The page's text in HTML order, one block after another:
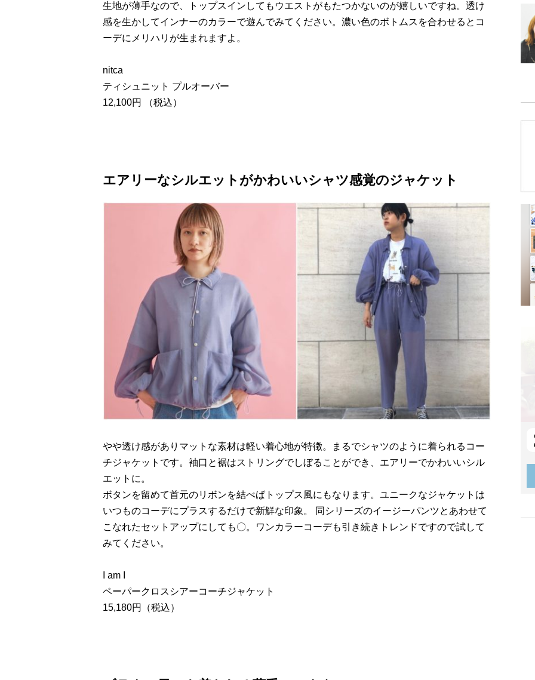
生地が薄手なので、トップスインしてもウエストがもたつかないのが嬉しいですね。透け
感を生かしてインナーのカラーで遊んでみてください。濃い色のボトムスを合わせるとコ
ーデにメリハリが生まれますよ。
nitca
ティシュニット プルオーバー
12,100円 （税込）
エアリーなシルエットがかわいいシャツ感覚のジャケット
やや透け感がありマットな素材は軽い着心地が特徴。まるでシャツのように着られるコー
チジャケットです。袖口と裾はストリングでしぼることができ、エアリーでかわいいシル
エットに。
ボタンを留めて首元のリボンを結べばトップス風にもなります。ユニークなジャケットは
いつものコーデにプラスするだけで新鮮な印象。 同シリーズのイージーパンツとあわせて
こなれたセットアップにしても〇。ワンカラーコーデも引き続きトレンドですので試して
みてください。
I am I
ペーパークロスシアーコーチジャケット
15,180円（税込）